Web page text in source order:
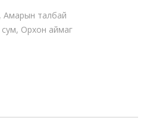
Амарын талбай
сум, Орхон аймаг